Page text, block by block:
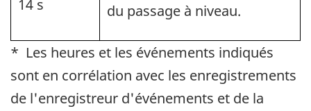
14 s
du passage à niveau.
* Les heures et les événements indiqués
sont en corrélation avec les enregistrements
de l'enregistreur d'événements et de la